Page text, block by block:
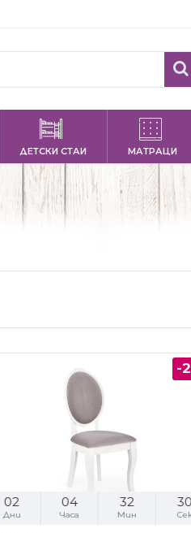
ДЕТСКИ СТАИ МАТРАЦИ
-
02
Дни
04
Часа
32
Мин
29